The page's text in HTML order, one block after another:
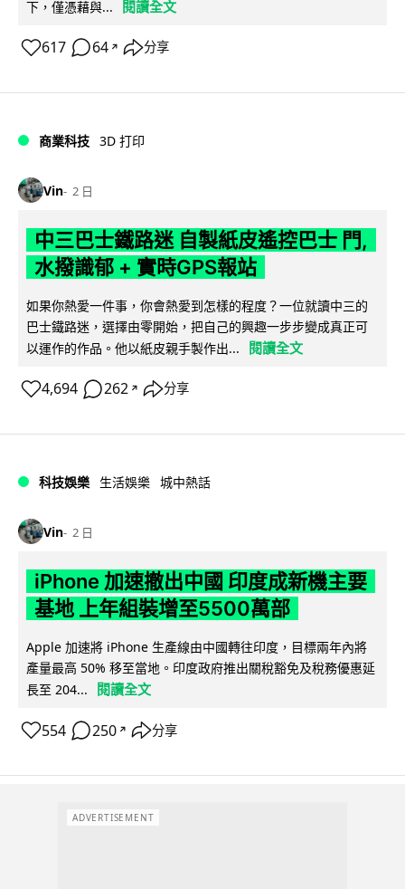
下，僅憑藉與... 閱讀全文
617 64 ↗ 分享
商業科技 3D 打印
Vin 2 日
中三巴士鐵路迷 自製紙皮遙控巴士 門,
水撥識郁 + 實時GPS報站
如果你熱愛一件事，你會熱愛到怎樣的程度？一位就讀中三的
巴士鐵路迷，選擇由零開始，把自己的興趣一步步變成真正可
以運作的作品。他以紙皮親手製作出...
閱讀全文
4,694 262 ↗ 分享
科技娛樂 生活娛樂 城中熱話
Vin 2 日
iPhone 加速撤出中國 印度成新機主要
基地 上年組裝增至5500萬部
Apple 加速將 iPhone 生產線由中國轉往印度，目標兩年內將
產量最高 50% 移至當地。印度政府推出關稅豁免及稅務優惠延
長至 204...
閱讀全文
554 250 ↗ 分享
ADVERTISEMENT